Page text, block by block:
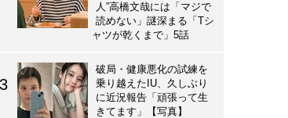
人”高橋文哉には「マジで
読めない」謎深まる「Tシ
ャツが乾くまで」5話
破局・健康悪化の試練を
乗り越えたIU、久しぶり
に近況報告「頑張って生
きてます」【写真】